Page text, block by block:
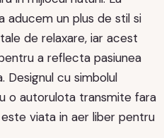
aducem un plus de stil si
de relaxare, iar acest
a reflecta pasiunea
Designul cu simbolul
o autorulota transmite fara
viata in aer liber pentru